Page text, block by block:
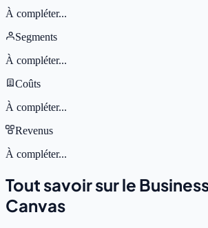
À compléter...
Segments
À compléter...
Coûts
À compléter...
Revenus
À compléter...
Tout savoir sur le
Canvas